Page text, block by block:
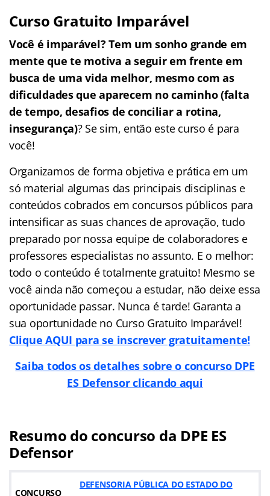
Curso Gratuito Imparável
Você é imparável? Tem um sonho grande em
mente que te motiva a seguir em frente em
busca de uma vida melhor, mesmo com as
dificuldades que aparecem no caminho (falta
de tempo, desafios de conciliar a rotina,
insegurança)? Se sim, então este curso é para
você!
Organizamos de forma objetiva e prática em um
só material algumas das principais disciplinas e
conteúdos cobrados em concursos públicos para
intensificar as suas chances de aprovação, tudo
preparado por nossa equipe de colaboradores e
professores especialistas no assunto. E o melhor:
todo o conteúdo é totalmente gratuito! Mesmo se
você ainda não começou a estudar, não deixe essa
oportunidade passar. Nunca é tarde! Garanta a
sua oportunidade no Curso Gratuito Imparável!
Clique AQUI para se inscrever gratuitamente!
Saiba todos os detalhes sobre o concurso DPE
ES Defensor clicando aqui
Resumo do concurso da DPE ES
Defensor
CONCURSO
DEFENSORIA PÚBLICA DO ESTADO DO